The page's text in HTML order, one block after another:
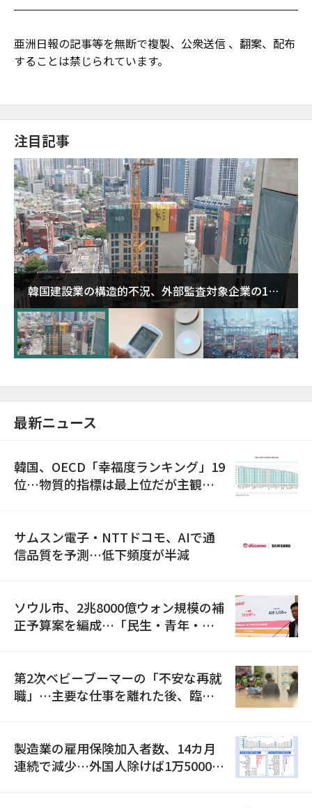
亜洲日報の記事等を無断で複製、公衆送信 、翻案、配布
することは禁じられています。
注目記事
韓国建設業の構造的不況、外部監査対象企業の1割
超が「ゾンビ企業」に…5年で2.8倍増
最新ニュース
韓国、OECD「幸福度ランキング」19
位…物質的指標は最上位だが主観的
サムスン電子・NTTドコモ、AIで通
信品質を予測…低下頻度が半減
ソウル市、2兆8000億ウォン規模の補
正予算案を編成…「民生・青年・安
第2次ベビーブーマーの「不安な再就
職」…主要な仕事を離れた後、臨時
製造業の雇用保険加入者数、14カ月
連続で減少…外国人除けば1万5000人